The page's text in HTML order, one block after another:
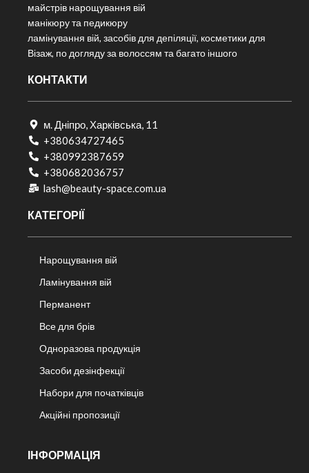
майстрів нарощування вій
манікюру та педикюру
ламінування вій, засобів для депіляції, косметики для
Візаж, по догляду за волоссям та багато іншого
КОНТАКТИ
м. Дніпро, Харківська, 11
+380634727465
+380992387659
+380682036757​
lash@beauty-space.com.ua
КАТЕГОРІЇ
Нарощування вій
Ламінування вій
Перманент
Все для брів
Одноразова продукція
Засоби дезінфекції
Набори для початківців
Акційні пропозиції
ІНФОРМАЦІЯ